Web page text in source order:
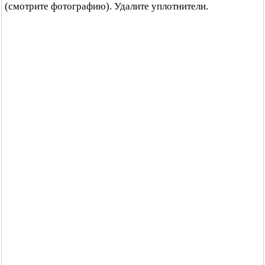
(смотрите фотографию). Удалите уплотнители.